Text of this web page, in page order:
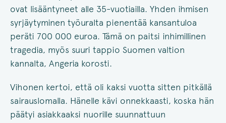
ovat lisääntyneet alle 35-vuotiailla. Yhden ihmisen
syrjäytyminen työuralta pienentää kansantuloa
peräti 700 000 euroa. Tämä on paitsi inhimillinen
tragedia, myös suuri tappio Suomen valtion
kannalta, Angeria korosti.
Vihonen kertoi, että oli kaksi vuotta sitten pitkällä
sairauslomalla. Hänelle kävi onnekkaasti, koska hän
päätyi asiakkaaksi nuorille suunnattuun